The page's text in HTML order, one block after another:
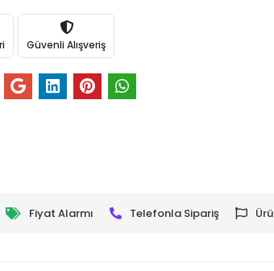
Güvenli Alışveriş
Fiyat Alarmı Telefonla Sipariş